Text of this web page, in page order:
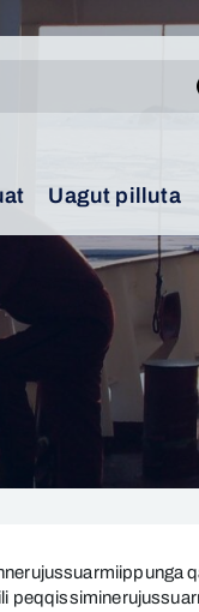
Uagut pilluta